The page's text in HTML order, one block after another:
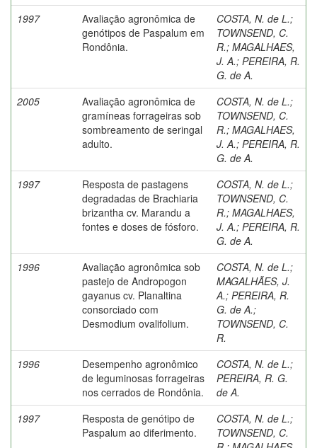
1997
Avaliação agronômica de
genótipos de Paspalum em
Rondônia.
COSTA, N. de L.;
TOWNSEND, C.
R.; MAGALHAES,
J. A.; PEREIRA, R.
G. de A.
2005
Avaliação agronômica de
gramíneas forrageiras sob
sombreamento de seringal
adulto.
COSTA, N. de L.;
TOWNSEND, C.
R.; MAGALHAES,
J. A.; PEREIRA, R.
G. de A.
1997
Resposta de pastagens
degradadas de Brachiaria
brizantha cv. Marandu a
fontes e doses de fósforo.
COSTA, N. de L.;
TOWNSEND, C.
R.; MAGALHAES,
J. A.; PEREIRA, R.
G. de A.
1996
Avaliação agronômica sob
pastejo de Andropogon
gayanus cv. Planaltina
consorciado com
Desmodium ovalifolium.
COSTA, N. de L.;
MAGALHÃES, J.
A.; PEREIRA, R.
G. de A.;
TOWNSEND, C.
R.
1996
Desempenho agronômico
de leguminosas forrageiras
nos cerrados de Rondônia.
COSTA, N. de L.;
PEREIRA, R. G.
de A.
1997
Resposta de genótipo de
Paspalum ao diferimento.
COSTA, N. de L.;
TOWNSEND, C.